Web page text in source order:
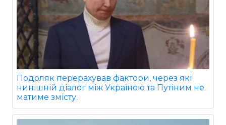
Подоляк перерахував фактори, через які
нинішній діалог між Україною та Путіним не
матиме змісту.